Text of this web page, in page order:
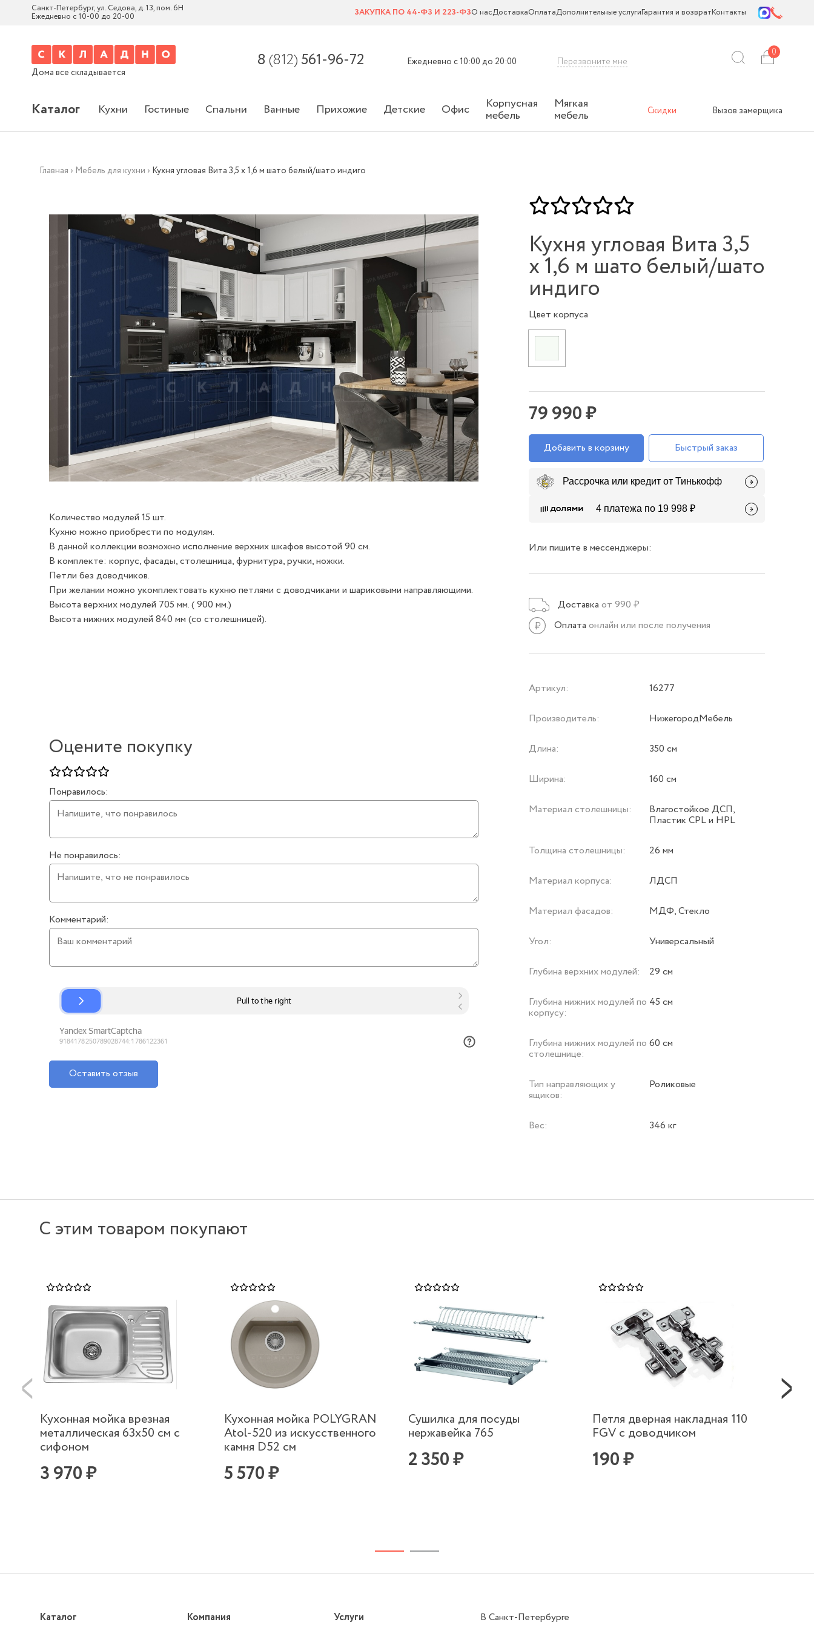
Санкт-Петербург, ул. Седова, д. 13, пом. 6Н
Ежедневно с 10-00 до 20-00 ЗАКУПКА ПО 44-ФЗ И 223-ФЗО насДоставкаОплатаДополнительные услугиГарантия и возвратКонтакты
Дома все складывается
8 (812) 561-96-72 Ежедневно с 10:00 до 20:00 Перезвоните мне
0
Каталог Кухни Гостиные Спальни Ванные Прихожие Детские Офис Корпусная
мебель
Мягкая
мебель Скидки Вызов замерщика
Главная › Мебель для кухни › Кухня угловая Вита 3,5 х 1,6 м шато белый/шато индиго
Количество модулей 15 шт.
Кухню можно приобрести по модулям.
В данной коллекции возможно исполнение верхних шкафов высотой 90 см.
В комплекте: корпус, фасады, столешница, фурнитура, ручки, ножки.
Петли без доводчиков.
При желании можно укомплектовать кухню петлями с доводчиками и шариковыми направляющими.
Высота верхних модулей 705 мм. ( 900 мм.)
Высота нижних модулей 840 мм (со столешницей).
Оцените покупку
Понравилось:
Не понравилось:
Комментарий:
Оставить отзыв
Кухня угловая Вита 3,5
х 1,6 м шато белый/шато
индиго
Цвет корпуса
79 990 ₽
Добавить в корзину Быстрый заказ
Рассрочка или кредит от Тинькофф
4 платежа по 19 998 ₽
Или пишите в мессенджеры:
Доставка от 990 ₽
Оплата онлайн или после получения
Артикул: 16277
Производитель: НижегородМебель
Длина: 350 см
Ширина: 160 см
Материал столешницы: Влагостойкое ДСП,
Пластик CPL и HPL
Толщина столешницы: 26 мм
Материал корпуса: ЛДСП
Материал фасадов: МДФ, Стекло
Угол: Универсальный
Глубина верхних модулей: 29 см
Глубина нижних модулей по
корпусу:
45 см
Глубина нижних модулей по
столешнице:
60 см
Тип направляющих у
ящиков:
Роликовые
Вес: 346 кг
С этим товаром покупают
Кухонная мойка врезная
металлическая 63х50 см с
сифоном
3 970 ₽
Кухонная мойка POLYGRAN
Atol-520 из искусственного
камня D52 см
5 570 ₽
Сушилка для посуды
нержавейка 765
2 350 ₽
Петля дверная накладная 110
FGV с доводчиком
190 ₽
Каталог Компания Услуги В Санкт-Петербурге